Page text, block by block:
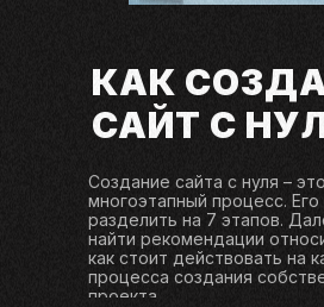
КАК
САЙТ С
Создание сайта с нуля – это
многоэтапный процесс.
разделить на 7 этапов.
найти рекомендации
как стоит действовать на
процесса создания
проекта.